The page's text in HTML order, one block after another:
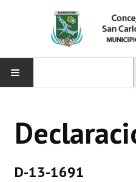
CONCEJO
D-13-1691